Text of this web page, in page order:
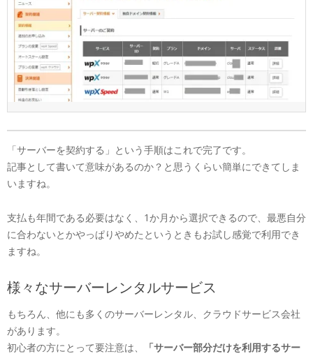
「サーバーを契約する」という手順はこれで完了です。
記事として書いて意味があるのか？と思うくらい簡単にできてしま
いますね。
支払も年間である必要はなく、1か月から選択できるので、最悪自分
に合わないとかやっぱりやめたというときもお試し感覚で利用でき
ますね。
様々なサーバーレンタルサービス
もちろん、他にも多くのサーバーレンタル、クラウドサービス会社
があります。
初心者の方にとって要注意は、
「サーバー部分だけを利用するサー